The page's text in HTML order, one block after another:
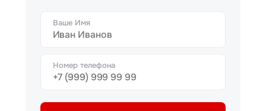
Ваше Имя
Номер телефона